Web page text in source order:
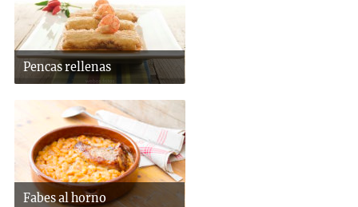
Pencas rellenas
Fabes al horno